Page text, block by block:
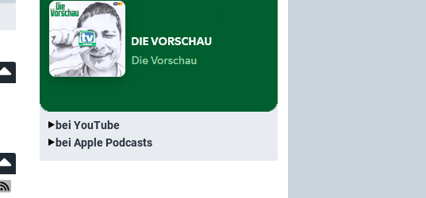
bei YouTube
bei Apple Podcasts